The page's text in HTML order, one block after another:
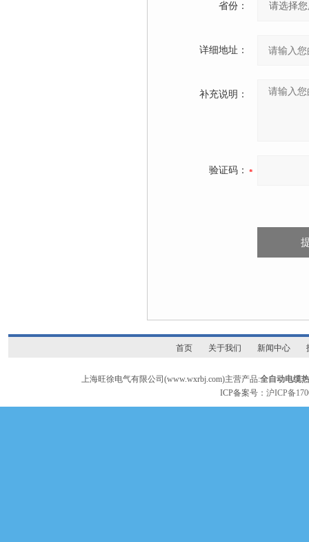
省份：
详细地址：
补充说明：
验证码：
首页 关于我们 新闻中心
上海旺徐电气有限公司(www.wxrbj.com)主营产品:全自动电缆
ICP备案号：沪ICP备